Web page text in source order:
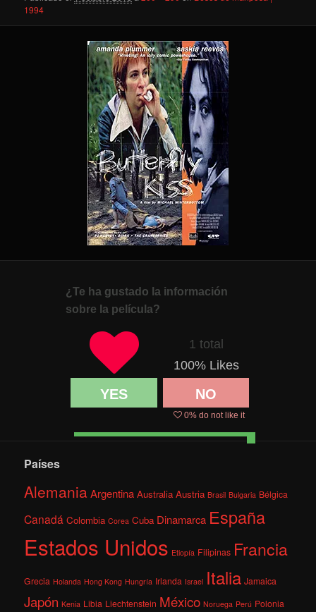
1994
¿Te ha gustado la información
sobre la película?
1 total
100% Likes
YES NO
0% do not like it
Países
AlemaniaArgentina Australia Austria Brasil Bulgaria Bélgica
Canadá Colombia Corea Cuba Dinamarca España
Estados Unidos Etiopía Filipinas Francia
Grecia Holanda Hong Kong Hungría Irlanda Israel Italia Jamaica
Japón Kenia Libia Liechtenstein México Noruega Perú Polonia